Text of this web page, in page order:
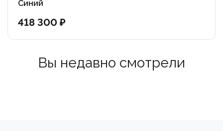
крепления Center Lock гарантируют долговечность и
плавную работу.
повышенный комфорт для продолжительных поездок.
Синий
418 300 ₽
Вы недавно смотрели